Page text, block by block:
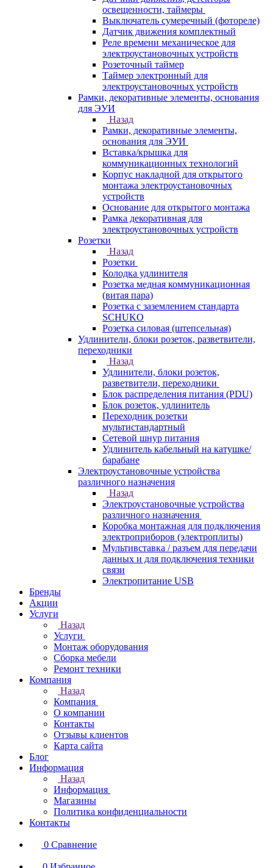
освещенности, таймеры
Выключатель сумеречный (фотореле)
Датчик движения комплектный
Реле времени механическое для
электроустановочных устройств
Розеточный таймер
Таймер электронный для
электроустановочных устройств
Рамки, декоративные элементы, основания
для ЭУИ
Назад
Рамки, декоративные элементы,
основания для ЭУИ
Вставка/крышка для
коммуникационных технологий
Корпус накладной для открытого
монтажа электроустановочных
устройств
Основание для открытого монтажа
Рамка декоративная для
электроустановочных устройств
Розетки
Назад
Розетки
Колодка удлинителя
Розетка медная коммуникационная
(витая пара)
Розетка с заземлением стандарта
SCHUKO
Розетка силовая (штепсельная)
Удлинители, блоки розеток, разветвители,
переходники
Назад
Удлинители, блоки розеток,
разветвители, переходники
Блок распределения питания (PDU)
Блок розеток, удлинитель
Переходник розетки
мультистандартный
Сетевой шнур питания
Удлинитель кабельный на катушке/
барабане
Электроустановочные устройства
различного назначения
Назад
Электроустановочные устройства
различного назначения
Коробка монтажная для подключения
электроприборов (электроплиты)
Мультивставка / разъем для передачи
данных и для подключения техники
связи
Электропитание USB
Бренды
Акции
Услуги
Назад
Услуги
Монтаж оборудования
Сборка мебели
Ремонт техники
Компания
Назад
Компания
О компании
Контакты
Отзывы клиентов
Карта сайта
Блог
Информация
Назад
Информация
Магазины
Политика конфиденциальности
Контакты
0 Сравнение